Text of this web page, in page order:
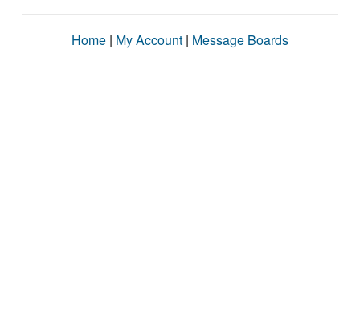
Home | My Account | Message Boards